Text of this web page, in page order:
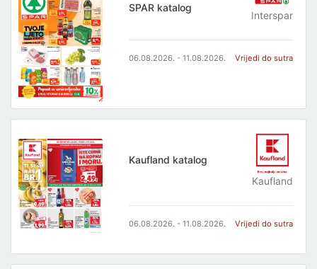
SPAR katalog
Interspar
06.08.2026. - 11.08.2026. Vrijedi do sutra
Kaufland katalog
Kaufland
06.08.2026. - 11.08.2026. Vrijedi do sutra